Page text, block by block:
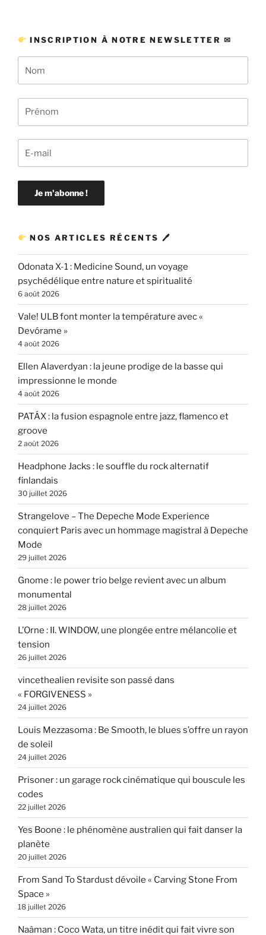
INSCRIPTION À NOTRE NEWSLETTER ✉
NOS ARTICLES RÉCENTS 🖊
Odonata X-1 : Medicine Sound, un voyage
psychédélique entre nature et spiritualité
6 août 2026
Vale! ULB font monter la température avec «
Devórame »
4 août 2026
Ellen Alaverdyan : la jeune prodige de la basse qui
impressionne le monde
4 août 2026
PATÁX : la fusion espagnole entre jazz, flamenco et
groove
2 août 2026
Headphone Jacks : le souffle du rock alternatif
finlandais
30 juillet 2026
Strangelove – The Depeche Mode Experience
conquiert Paris avec un hommage magistral à Depeche
Mode
29 juillet 2026
Gnome : le power trio belge revient avec un album
monumental
28 juillet 2026
L’Orne : II. WINDOW, une plongée entre mélancolie et
tension
26 juillet 2026
vincethealien revisite son passé dans
« FORGIVENESS »
24 juillet 2026
Louis Mezzasoma : Be Smooth, le blues s’offre un rayon
de soleil
24 juillet 2026
Prisoner : un garage rock cinématique qui bouscule les
codes
22 juillet 2026
Yes Boone : le phénomène australien qui fait danser la
planète
20 juillet 2026
From Sand To Stardust dévoile « Carving Stone From
Space »
18 juillet 2026
Naâman : Coco Wata, un titre inédit qui fait vivre son